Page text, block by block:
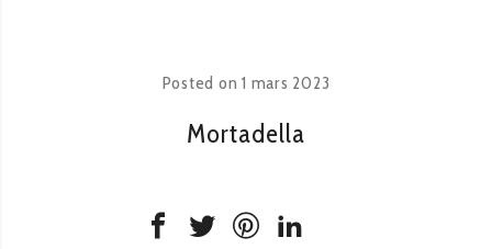
Posted on1 mars 2023
Mortadella